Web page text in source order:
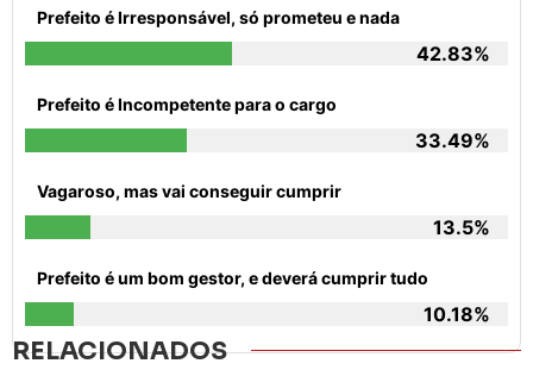
Prefeito é Irresponsável, só prometeu e nada
42.83%
Prefeito é Incompetente para o cargo
33.49%
Vagaroso, mas vai conseguir cumprir
13.5%
Prefeito é um bom gestor, e deverá cumprir tudo
10.18%
RELACIONADOS